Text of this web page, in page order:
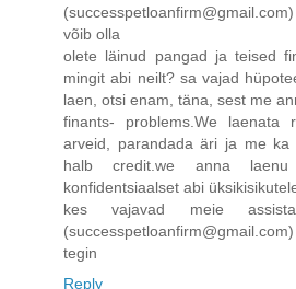
(successpetloanfirm@gmail.com)
võib olla
olete läinud pangad ja teised
mingit abi neilt? sa vajad
laen, otsi enam, täna, sest me
finants- problems.We laenata
arveid, parandada äri ja me
halb credit.we anna
konfidentsiaalset abi
kes vajavad meie
tegin
Reply